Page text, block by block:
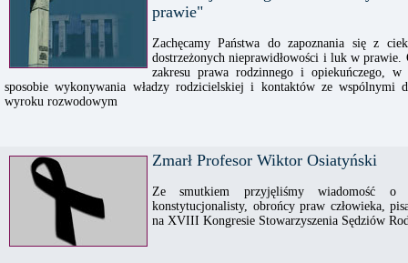
prawie"
Zachęcamy Państwa do zapoznania się z
dostrzeżonych nieprawidłowości i luk w
zakresu prawa rodzinnego i opiekuńczego,
sposobie wykonywania władzy rodzicielskiej i kontaktów ze wspólnymi
wyroku rozwodowym
Zmarł Profesor Wiktor Osiatyński
Ze smutkiem przyjęliśmy wiadomość o
konstytucjonalisty, obrońcy praw człowieka,
na XVIII Kongresie Stowarzyszenia Sędziów